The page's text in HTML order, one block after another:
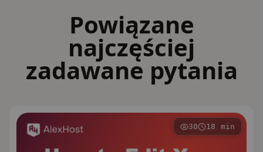
Powiązane
najczęściej
zadawane pytania
30 18 min